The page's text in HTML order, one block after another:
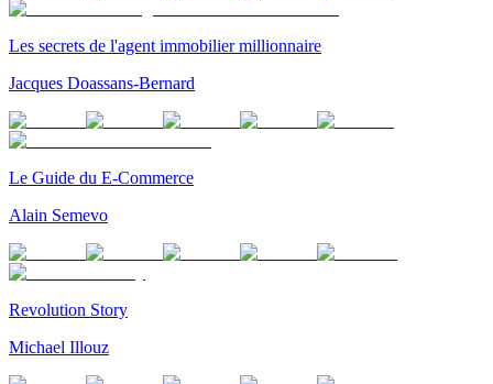
Les secrets de l'agent immobilier millionnaire
Jacques Doassans-Bernard
Le Guide du E-Commerce
Alain Semevo
Revolution Story
Michael Illouz